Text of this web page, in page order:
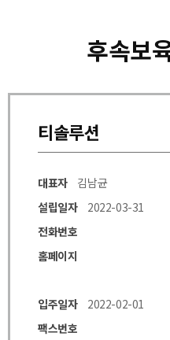
후속보
티솔루션
대표자
김남균
설립일자
2022-03-31
전화번호
홈페이지
입주일자
2022-02-01
팩스번호